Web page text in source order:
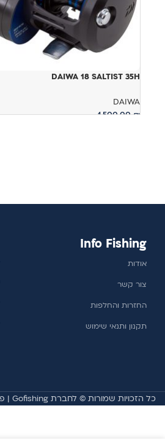
DAIWA 18 SALTIST 35H
DAIWA
1,500.00₪
Info Fishing
אודות
צור קשר
החזרות והחלפות
תקנון ותנאי שימוש
כל הזכויות שמורות © לחברת Gofishing | פותח ע״י